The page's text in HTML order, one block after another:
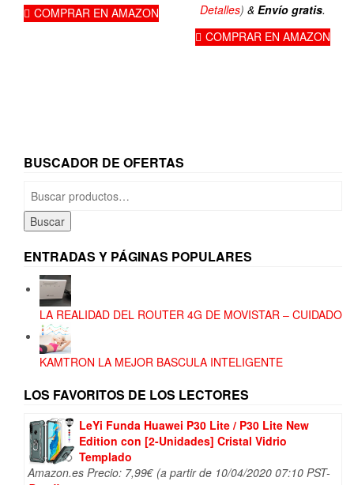
COMPRAR EN AMAZON
Detalles)&Envío gratis.
COMPRAR EN AMAZON
BUSCADOR DE OFERTAS
por:
Buscar
ENTRADAS Y PÁGINAS POPULARES
LA REALIDAD DEL ROUTER 4G DE MOVISTAR – CUIDADO
KAMTRON LA MEJOR BASCULA INTELIGENTE
LOS FAVORITOS DE LOS LECTORES
LeYi Funda Huawei P30 Lite / P30 Lite New
Edition con [2-Unidades] Cristal Vidrio
Templado
Amazon.es Precio: 7,99€ (a partir de 10/04/2020 07:10 PST-